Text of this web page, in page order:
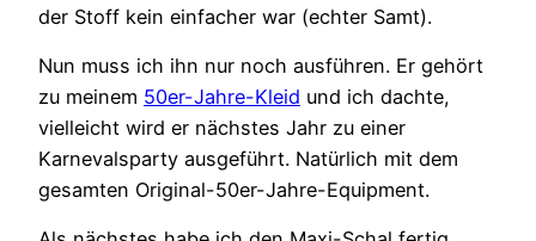
der Stoff kein einfacher war (echter Samt).
Nun muss ich ihn nur noch ausführen. Er gehört
zu meinem 50er-Jahre-Kleid und ich dachte,
vielleicht wird er nächstes Jahr zu einer
Karnevalsparty ausgeführt. Natürlich mit dem
gesamten Original-50er-Jahre-Equipment.